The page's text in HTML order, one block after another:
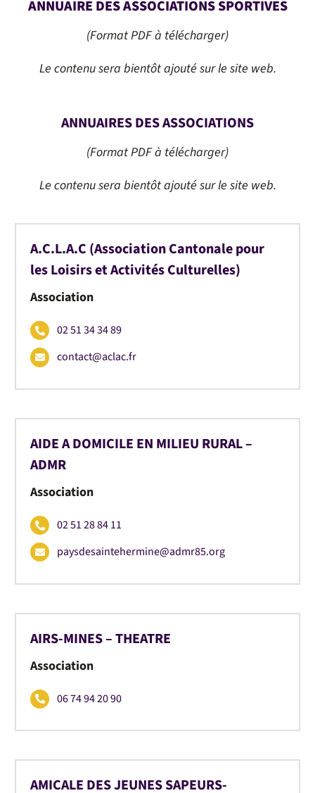
ANNUAIRE DES ASSOCIATIONS SPORTIVES
(Format PDF à télécharger)
Le contenu sera bientôt ajouté sur le site web.
ANNUAIRES DES ASSOCIATIONS
(Format PDF à télécharger)
Le contenu sera bientôt ajouté sur le site web.
A.C.L.A.C (Association Cantonale pour
les Loisirs et Activités Culturelles)
Association
02 51 34 34 89
contact@aclac.fr
AIDE A DOMICILE EN MILIEU RURAL –
ADMR
Association
02 51 28 84 11
paysdesaintehermine@admr85.org
AIRS-MINES – THEATRE
Association
06 74 94 20 90
AMICALE DES JEUNES SAPEURS-